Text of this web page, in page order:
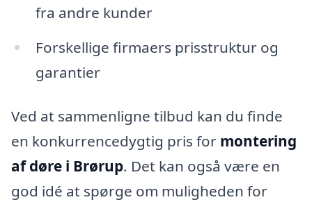
fra andre kunder
Forskellige firmaers prisstruktur og
garantier
Ved at sammenligne tilbud kan du finde
en konkurrencedygtig pris for montering
af døre i Brørup. Det kan også være en
god idé at spørge om muligheden for